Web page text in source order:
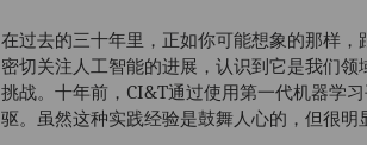
在过去的三十年里，正如你可能想象的那样
密切关注人工智能的进展，认识到它是我们
挑战。十年前，CI&T通过使用第一代机器学
驱。虽然这种实践经验是鼓舞人心的，但很明